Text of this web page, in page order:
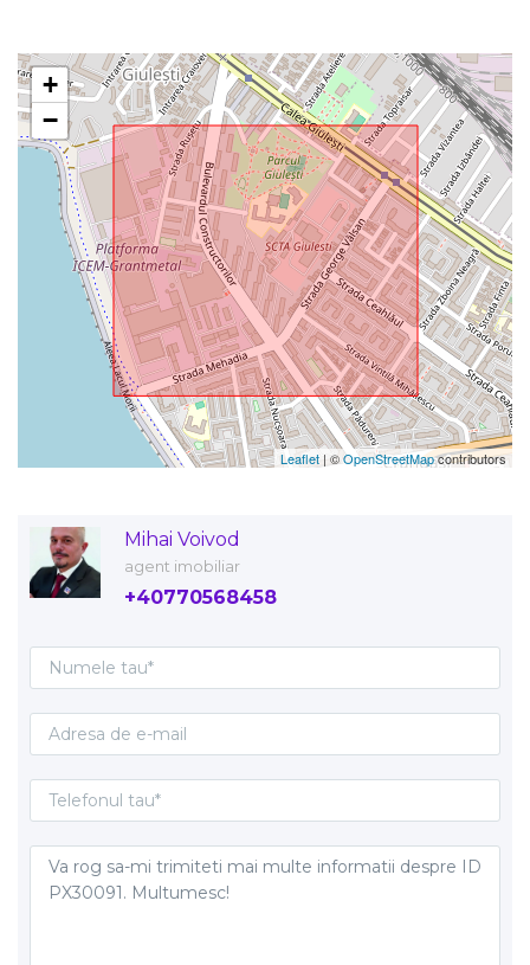
+
−
Leaflet | ©OpenStreetMapcontributors
Mihai Voivod
agent imobiliar
+40770568458